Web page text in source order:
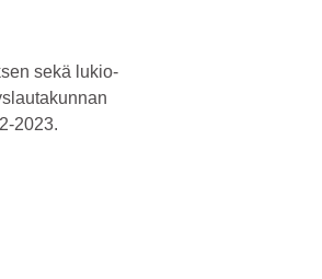
sekä lukio-
2023.